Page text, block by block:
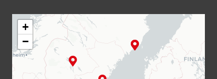
+
−